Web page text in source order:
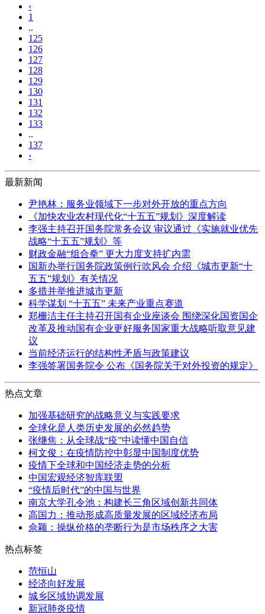
‹
1
..
125
126
127
128
129
130
131
132
133
..
137
›
最新新闻
尹艳林：服务业领域下一步对外开放的重点方向
《加快农业农村现代化“十五五”规划》深度解读
李强主持召开国务院常务会议 审议通过《实施就业优先
战略“十五五”规划》等
财政金融“组合拳” 更大力度支持扩内需
国新办举行国务院政策例行吹风会 介绍《城市更新“十
五五”规划》有关情况
多措并举推进城市更新
科学谋划 “十五五” 未来产业重点赛道
郑栅洁主任主持召开国有企业座谈会 围绕深化国资国企
改革及推动国有企业更好服务国家重大战略听取意见建
议
当前经济运行的结构性矛盾与政策建议
李强签署国务院令 公布《国务院关于对外投资的规定》
热点文章
加强基础研究的战略意义与实践要求
全球化是人类历史发展的必然趋势
张继焦：从全球战“疫”中读懂中国自信
柯文俊：在疫情防控中彰显中国制度优势
疫情下全球和中国经济走势的分析
中国宏观经济智库联盟
“疫情后时代”的中国与世界
南京大学孔令池：构建长三角区域创新共同体
高国力：推动形成高质量发展的区域经济布局
佘颖：操纵价格的垄断行为是市场秩序之大害
热点标签
范恒山
经济向好发展
城乡区域协调发展
新冠肺炎疫情